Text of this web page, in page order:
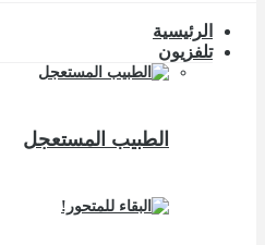
الرئيسية
تلفزيون
الطبيب المستعجل